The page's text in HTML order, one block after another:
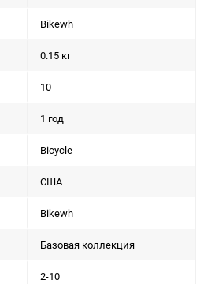
Bikewh
0.15 кг
10
1 год
Bicycle
США
Bikewh
Базовая коллекция
2-10